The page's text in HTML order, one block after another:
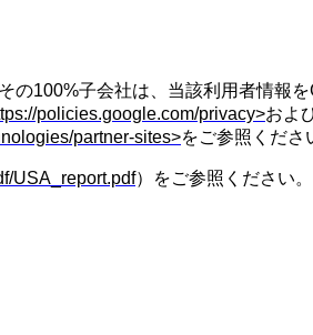
の100%子会社は、当該利用者情報を
policies.google.com/privacy>およ
partner-sites>をご参照くださ
USA_report.pdf）をご参照ください。